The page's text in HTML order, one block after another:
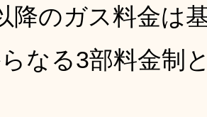
降のガス料金は
なる3部料金制